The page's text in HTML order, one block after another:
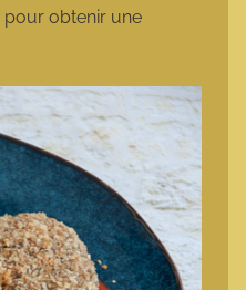
pour obtenir une